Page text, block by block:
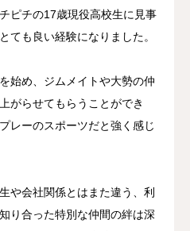
ピチの17歳現役高校生に見事
ても良い経験になりました。
始め、ジムメイトや大勢の仲
がらせてもらうことができ
レーのスポーツだと強く感じ
や会社関係とはまた違う、利
り合った特別な仲間の絆は深